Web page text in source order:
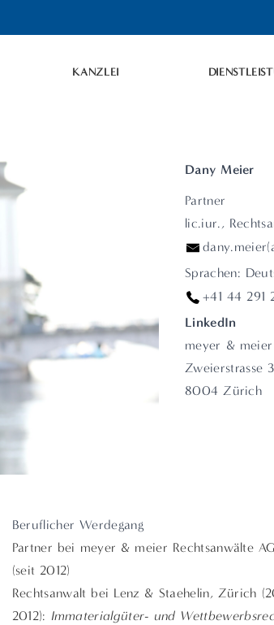
KANZLEI
Dany Meier
Partner
lic.iur.,
Sprachen:
+41 44 291
LinkedIn
meyer & meier
Zweierstrasse
8004 Zürich
Beruflicher Werdegang
Partner bei meyer & meier Rechtsanwälte
(seit 2012)
Rechtsanwalt bei Lenz & Staehelin, Zürich
2012): Immaterialgüter- und